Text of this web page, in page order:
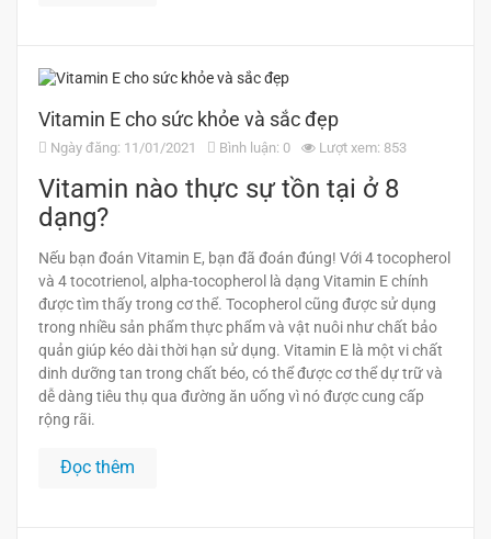
Vitamin E cho sức khỏe và sắc đẹp
Ngày đăng: 11/01/2021 Bình luận: 0 Lượt xem: 853
Vitamin nào thực sự tồn tại ở 8
dạng?
Nếu bạn đoán Vitamin E, bạn đã đoán đúng! Với 4 tocopherol
và 4 tocotrienol, alpha-tocopherol là dạng Vitamin E chính
được tìm thấy trong cơ thể. Tocopherol cũng được sử dụng
trong nhiều sản phẩm thực phẩm và vật nuôi như chất bảo
quản giúp kéo dài thời hạn sử dụng. Vitamin E là một vi chất
dinh dưỡng tan trong chất béo, có thể được cơ thể dự trữ và
dễ dàng tiêu thụ qua đường ăn uống vì nó được cung cấp
rộng rãi.
Đọc thêm